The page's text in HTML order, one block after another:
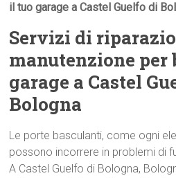
il tuo garage a Castel Guelfo di
Servizi di
manutenzione per
garage a Castel
Bologna
Le porte basculanti, come ogni
possono incorrere in problemi di
A Castel Guelfo di Bologna,